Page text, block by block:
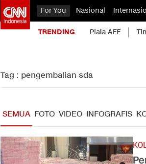
For You Nasional
TRENDING Piala AFF
Tag : pengembalian sda
SEMUA FOTO VIDEO INFOGRAFIS